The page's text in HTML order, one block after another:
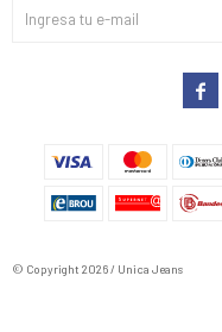

© Copyright 2026 / Unica Jeans